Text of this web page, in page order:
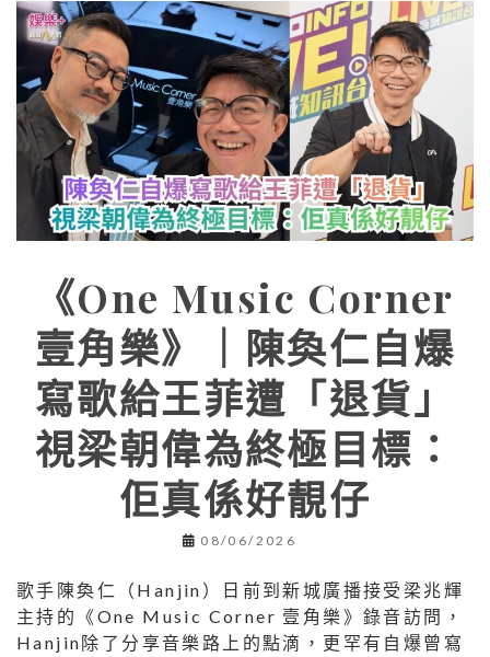
《One Music Corner
壹角樂》｜陳奐仁自爆
寫歌給王菲遭「退貨」
視梁朝偉為終極目標：
佢真係好靚仔
08/06/2026
歌手陳奐仁（Hanjin）日前到新城廣播接受梁兆輝
主持的《One Music Corner 壹角樂》錄音訪問，
Hanjin除了分享音樂路上的點滴，更罕有自爆曾寫